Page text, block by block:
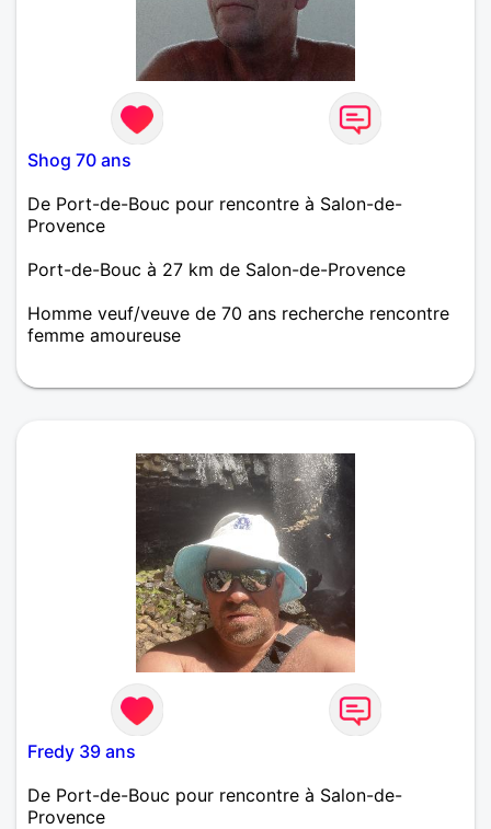
Shog 70 ans
De Port-de-Bouc pour rencontre à Salon-de-
Provence
Port-de-Bouc à 27 km de Salon-de-Provence
Homme veuf/veuve de 70 ans recherche rencontre
femme amoureuse
partager et faire plaisir
Fredy 39 ans
De Port-de-Bouc pour rencontre à Salon-de-
Provence